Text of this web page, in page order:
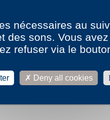
nécessaires au
des sons. Vous
refuser via le
Deny all cookies